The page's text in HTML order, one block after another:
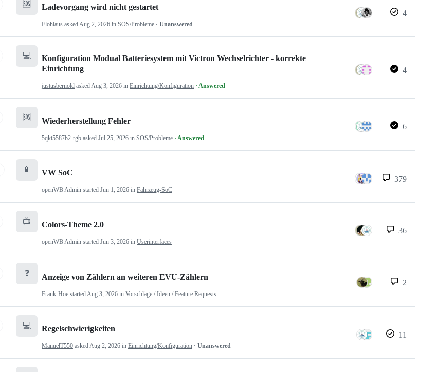
🆘 Ladevorgang wird nicht gestartet
Flohlaus askedAug 2, 2026 in SOS/Probleme · Unanswered
4
💻
Konfiguration Modual Batteriesystem mit Victron Wechselrichter - korrekte
Einrichtung
justusbernold askedAug 3, 2026 in Einrichtung/Konfiguration · Answered
4
🆘 Wiederherstellung Fehler
5qkt5587b2-rgb asked Jul 25, 2026 in SOS/Probleme · Answered
6
🔋 VW SoC
openWB Admin started Jun 1, 2026 in Fahrzeug-SoC
379
📺 Colors-Theme 2.0
openWB Admin started Jun 3, 2026 in Userinterfaces
36
❓ Anzeige von Zählern an weiteren EVU-Zählern
Frank-Hoe started Aug 3, 2026 in Vorschläge / Ideen / Feature Requests
2
💻 Regelschwierigkeiten
ManuelT550 askedAug 2, 2026 in Einrichtung/Konfiguration · Unanswered
11